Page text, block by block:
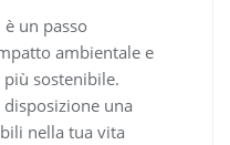
un passo
ambientale e
sostenibile.
una
nella tua vita